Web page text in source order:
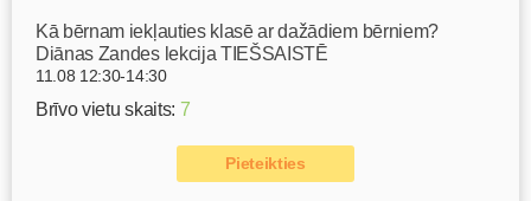
Kā bērnam iekļauties klasē ar dažādiem bērniem?
Diānas Zandes lekcija TIEŠSAISTĒ
11.08 12:30-14:30
Brīvo vietu skaits: 7
Pieteikties